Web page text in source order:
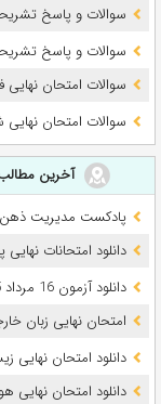
سوالات و پاسخ تشریحی
سوالات و پاسخ تشریحی
سوالات امتحان نهایی فارسی 3 سال دوازدهم
سوالات امتحان نهایی شیمی 3 سال دوازدهم
آخرین
پادکست مدیریت ذهن
دانلود امتحانات نهایی
دانلود آزمون 16 مرداد 1405 قلمچی
امتحان نهایی زبان خارجی 2 پایه یازدهم تیر و مرداد 1405
دانلود امتحان نهایی زیست شناسی 2
دانلود امتحان نهایی هویت